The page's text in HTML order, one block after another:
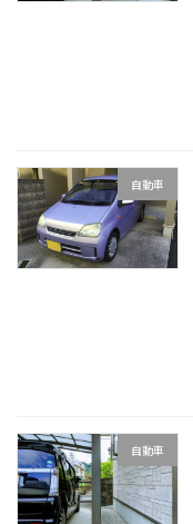
自動車
自動車